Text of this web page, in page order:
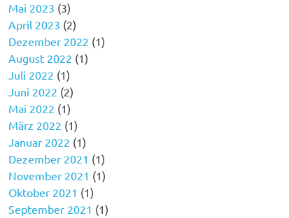
Mai 2023 (3)
April 2023 (2)
Dezember 2022 (1)
August 2022 (1)
Juli 2022 (1)
Juni 2022 (2)
Mai 2022 (1)
März 2022 (1)
Januar 2022 (1)
Dezember 2021 (1)
November 2021 (1)
Oktober 2021 (1)
September 2021 (1)